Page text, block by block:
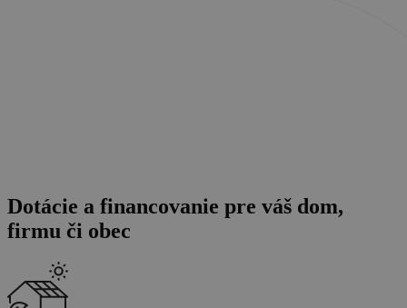
Dotácie a financovanie pre váš dom,
firmu či obec